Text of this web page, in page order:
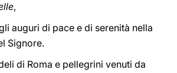
,
auguri di pace e di serenità nella
Signore.
di Roma e pellegrini venuti da